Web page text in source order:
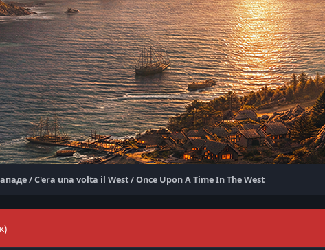
/ C'era una volta il West / Once Upon A Time In The West